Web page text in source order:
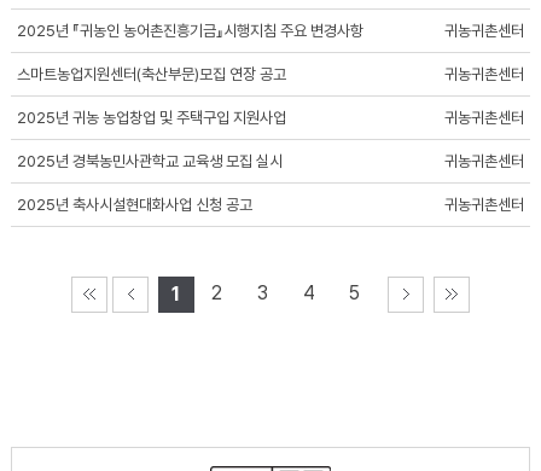
2025년 『귀농인 농어촌진흥기금』시행지침 주요 변경사항 귀농귀촌센터
스마트농업지원센터(축산부문)모집 연장 공고 귀농귀촌센터
2025년 귀농 농업창업 및 주택구입 지원사업 귀농귀촌센터
2025년 경북농민사관학교 교육생 모집 실시 귀농귀촌센터
2025년 축사시설현대화사업 신청 공고 귀농귀촌센터
1 2 3 4 5